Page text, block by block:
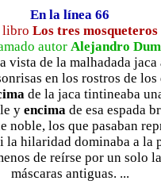
En la línea 66
libro Los tres mosqueteros
autor Alejandro
vista de la malhadada
en los rostros de los
de la jaca tintineaba
y encima de esa espada
noble, los que pasaban
la hilaridad dominaba a la
de reírse por un solo
máscaras antiguas. ...